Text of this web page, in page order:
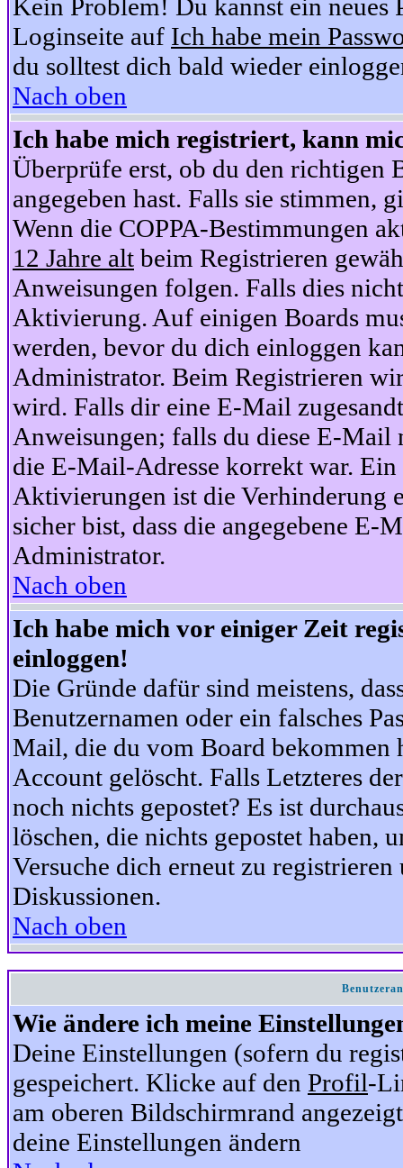
Kein Problem! Du kannst ein
Loginseite auf Ich habe mein
du solltest dich bald wieder
Nach oben
Ich habe mich registriert, kann
Überprüfe erst, ob du den richtigen
angegeben hast. Falls sie stimmen,
Wenn die COPPA-Bestimmungen
12 Jahre alt beim Registrieren
Anweisungen folgen. Falls dies
Aktivierung. Auf einigen Boards
werden, bevor du dich einloggen
Administrator. Beim Registrieren
wird. Falls dir eine E-Mail
Anweisungen; falls du diese E-Mail
die E-Mail-Adresse korrekt war.
Aktivierungen ist die Verhinderung
sicher bist, dass die angegebene
Administrator.
Nach oben
Ich habe mich vor einiger Zeit
einloggen!
Die Gründe dafür sind meistens,
Benutzernamen oder ein falsches
Mail, die du vom Board bekommen
Account gelöscht. Falls Letzteres
noch nichts gepostet? Es ist
löschen, die nichts gepostet haben,
Versuche dich erneut zu
Diskussionen.
Nach oben
Wie ändere ich meine
Deine Einstellungen (sofern du
gespeichert. Klicke auf den Profil-
am oberen Bildschirmrand
deine Einstellungen ändern